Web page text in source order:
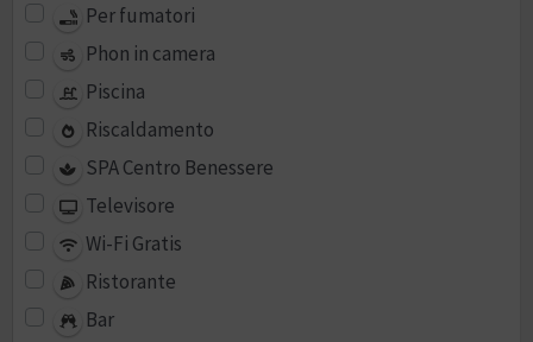
Per fumatori
Phon in camera
Piscina
Riscaldamento
SPA Centro Benessere
Televisore
Wi-Fi Gratis
Ristorante
Bar